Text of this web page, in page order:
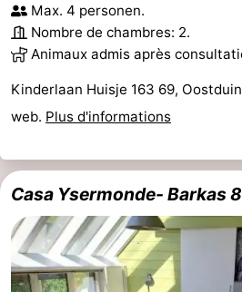
Ypres
La
côte
-
Zwin
Heist
Zeebrugge
-
Blankenberge
-
Wenduine
-
Max. 4 personen.
Nombre de chambres: 2.
Animaux admis après
Kinderlaan Huisje 163 69,
web. Plus d'informations
Casa Ysermonde- Barkas 8